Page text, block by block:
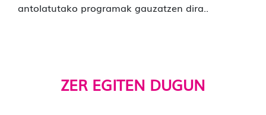
antolatutako programak gauzatzen dira..
ZER EGITEN DUGUN